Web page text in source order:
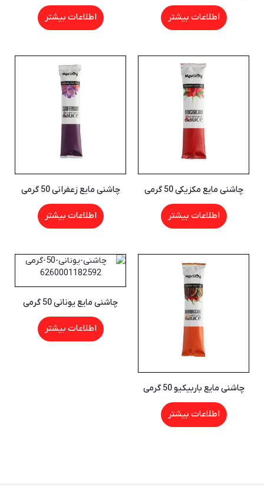
اطلاعات بیشتر اطلاعات بیشتر
چاشنی مایع مکزیکی 50 گرمی
اطلاعات بیشتر
چاشنی مایع زعفرانی 50 گرمی
اطلاعات بیشتر
چاشنی مایع باربیکیو 50 گرمی
اطلاعات بیشتر
چاشنی مایع یونانی 50 گرمی
اطلاعات بیشتر